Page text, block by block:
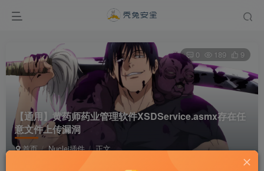
【通用】黄药师药业管理软件XSDService.asmx存在任
意文件上传漏洞
首页 Nuclei插件 正文
0 189 9